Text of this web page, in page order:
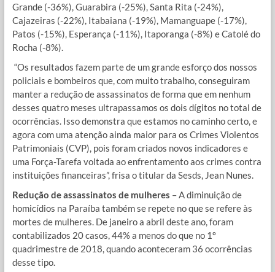
Grande (-36%), Guarabira (-25%), Santa Rita (-24%),
Cajazeiras (-22%), Itabaiana (-19%), Mamanguape (-17%),
Patos (-15%), Esperança (-11%), Itaporanga (-8%) e Catolé do
Rocha (-8%).
“Os resultados fazem parte de um grande esforço dos nossos
policiais e bombeiros que, com muito trabalho, conseguiram
manter a redução de assassinatos de forma que em nenhum
desses quatro meses ultrapassamos os dois dígitos no total de
ocorrências. Isso demonstra que estamos no caminho certo, e
agora com uma atenção ainda maior para os Crimes Violentos
Patrimoniais (CVP), pois foram criados novos indicadores e
uma Força-Tarefa voltada ao enfrentamento aos crimes contra
instituições financeiras”, frisa o titular da Sesds, Jean Nunes.
Redução de assassinatos de mulheres – A diminuição de
homicídios na Paraíba também se repete no que se refere às
mortes de mulheres. De janeiro a abril deste ano, foram
contabilizados 20 casos, 44% a menos do que no 1º
quadrimestre de 2018, quando aconteceram 36 ocorrências
desse tipo.